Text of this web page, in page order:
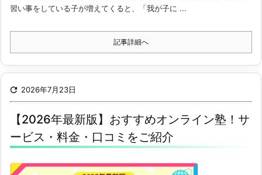
習い事をしている子が増えてくると、「我が子に ...
記事詳細へ
 2026年7月23日
【2026年最新版】おすすめオンライン塾！サ
ービス・料金・口コミをご紹介